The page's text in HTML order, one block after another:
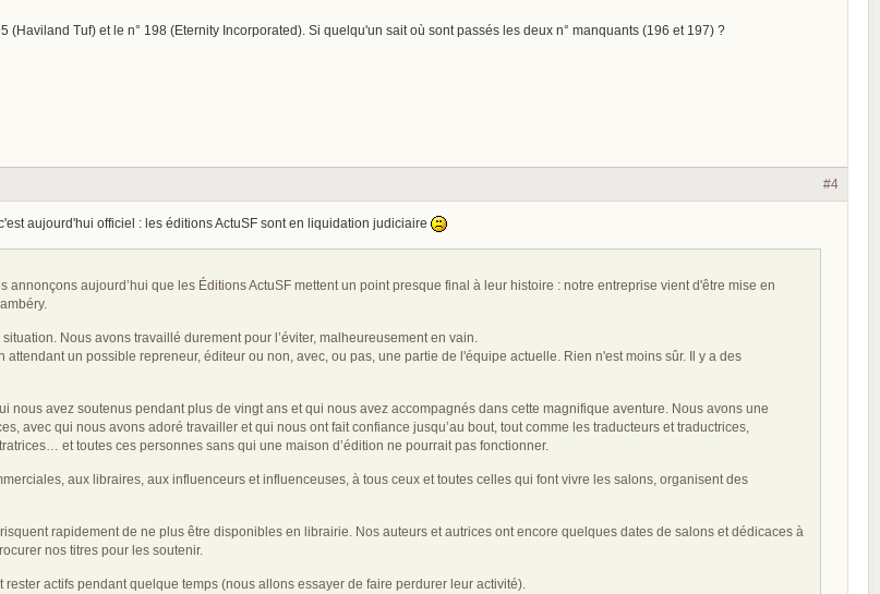
(Haviland Tuf) et le n° 198 (Eternity Incorporated). Si quelqu'un sait où sont passés les deux n° manquants (196 et 197) ?
#4
aujourd'hui officiel : les éditions ActuSF sont en liquidation judiciaire
annonçons aujourd’hui que les Éditions ActuSF mettent un point presque final à leur histoire : notre entreprise vient d'être mise en
Nous avons travaillé durement pour l’éviter, malheureusement en vain.
un possible repreneur, éditeur ou non, avec, ou pas, une partie de l'équipe actuelle. Rien n'est moins sûr. Il y a des
nous avez soutenus pendant plus de vingt ans et qui nous avez accompagnés dans cette magnifique aventure. Nous avons une
avec qui nous avons adoré travailler et qui nous ont fait confiance jusqu’au bout, tout comme les traducteurs et traductrices,
et toutes ces personnes sans qui une maison d’édition ne pourrait pas fonctionner.
aux libraires, aux influenceurs et influenceuses, à tous ceux et toutes celles qui font vivre les salons, organisent des
rapidement de ne plus être disponibles en librairie. Nos auteurs et autrices ont encore quelques dates de salons et dédicaces à
nos titres pour les soutenir.
rester actifs pendant quelque temps (nous allons essayer de faire perdurer leur activité).